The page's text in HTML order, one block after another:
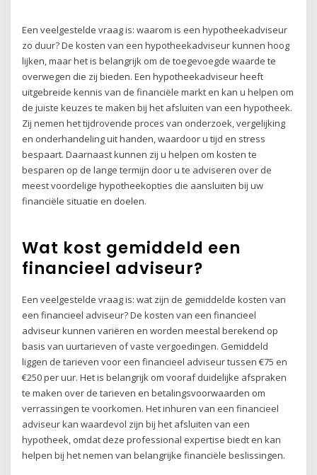
Een veelgestelde vraag is: waarom is een hypotheekadviseur
zo duur? De kosten van een hypotheekadviseur kunnen hoog
lijken, maar het is belangrijk om de toegevoegde waarde te
overwegen die zij bieden. Een hypotheekadviseur heeft
uitgebreide kennis van de financiële markt en kan u helpen om
de juiste keuzes te maken bij het afsluiten van een hypotheek.
Zij nemen het tijdrovende proces van onderzoek, vergelijking
en onderhandeling uit handen, waardoor u tijd en stress
bespaart. Daarnaast kunnen zij u helpen om kosten te
besparen op de lange termijn door u te adviseren over de
meest voordelige hypotheekopties die aansluiten bij uw
financiële situatie en doelen.
Wat kost gemiddeld een
financieel adviseur?
Een veelgestelde vraag is: wat zijn de gemiddelde kosten van
een financieel adviseur? De kosten van een financieel
adviseur kunnen variëren en worden meestal berekend op
basis van uurtarieven of vaste vergoedingen. Gemiddeld
liggen de tarieven voor een financieel adviseur tussen €75 en
€250 per uur. Het is belangrijk om vooraf duidelijke afspraken
te maken over de tarieven en betalingsvoorwaarden om
verrassingen te voorkomen. Het inhuren van een financieel
adviseur kan waardevol zijn bij het afsluiten van een
hypotheek, omdat deze professional expertise biedt en kan
helpen bij het nemen van belangrijke financiële beslissingen.